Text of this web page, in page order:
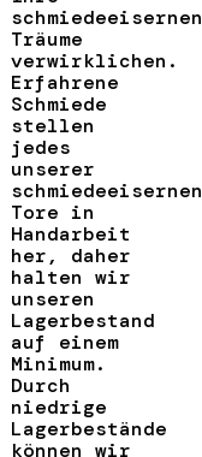
schmiedeeisernen
Träume
verwirklichen.
Erfahrene
Schmiede
stellen
jedes
unserer
schmiedeeisernen
Tore in
Handarbeit
her, daher
halten wir
unseren
Lagerbestand
auf einem
Minimum.
Durch
niedrige
Lagerbestände
können wir